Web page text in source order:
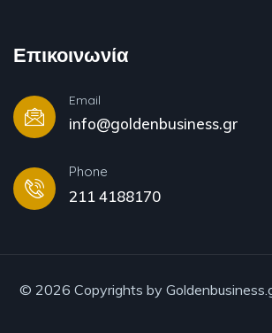
Επικοινωνία
Email
info@goldenbusiness.gr
Phone
211 4188170
© 2026 Copyrights by